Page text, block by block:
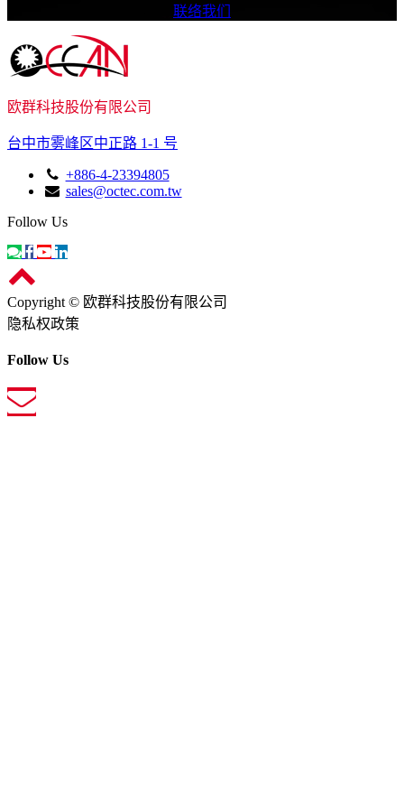
联络我们
欧群科技股份有限公司
台中市雾峰区中正路 1-1 号
+886-4-23394805
sales@octec.com.tw
Follow Us
Copyright © 欧群科技股份有限公司
隐私权政策
Follow Us